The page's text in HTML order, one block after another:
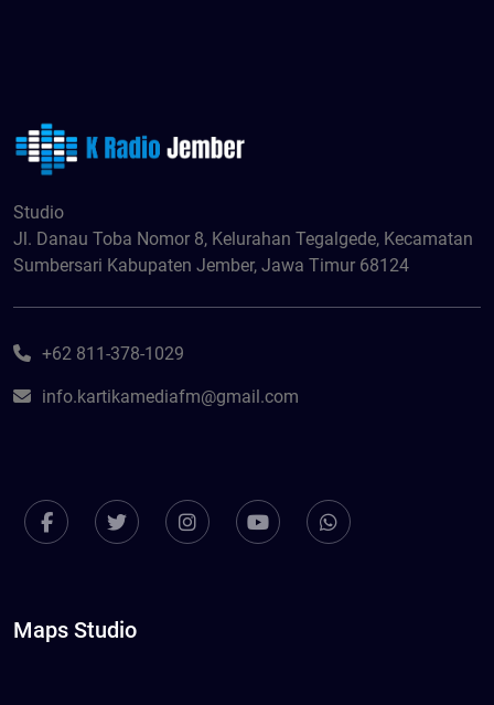
Studio
Jl. Danau Toba Nomor 8, Kelurahan Tegalgede, Kecamatan
Sumbersari Kabupaten Jember, Jawa Timur 68124
+62 811-378-1029
info.kartikamediafm@gmail.com
Maps Studio